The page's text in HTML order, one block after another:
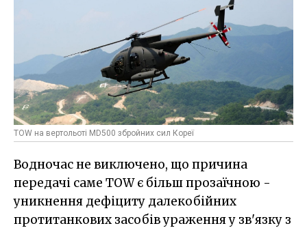
TOW на вертольоті MD500 збройних сил Кореї
Водночас не виключено, що причина
передачі саме TOW є більш прозаїчною -
уникнення дефіциту далекобійних
протитанкових засобів ураження у зв'язку з